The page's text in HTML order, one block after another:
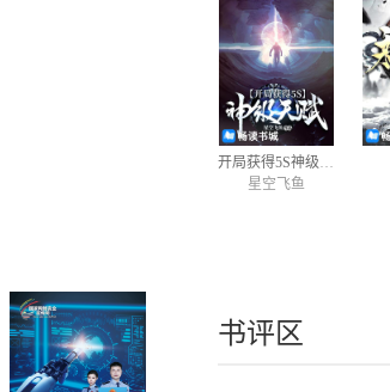
开局获得5S神级天赋
星空飞鱼
书评区